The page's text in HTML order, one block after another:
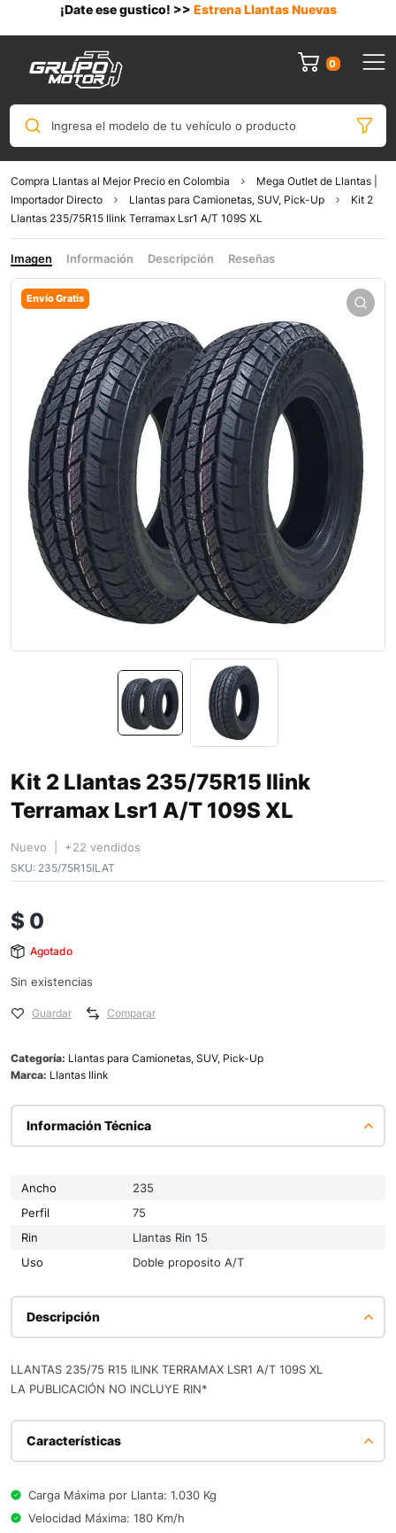
¡Date ese gustico! >> Estrena Llantas Nuevas
0
Ingresa el modelo de tu vehículo o producto
Compra Llantas al Mejor Precio en Colombia
Mega Outlet de Llantas |
Importador Directo
Llantas para Camionetas, SUV, Pick-Up
Kit 2
Llantas 235/75R15 Ilink Terramax Lsr1 A/T 109S XL
Imagen Información Descripción Reseñas
Envío Gratis
Kit 2 Llantas 235/75R15 Ilink
Terramax Lsr1 A/T 109S XL
Nuevo | +22 vendidos
SKU: 235/75R15ILAT
$ 0
Agotado
Sin existencias
Guardar Comparar
Categoría: Llantas para Camionetas, SUV, Pick-Up
Marca: Llantas Ilink
Información Técnica
Ancho
235
Perfil
75
Rin
Llantas Rin 15
Uso
Doble proposito A/T
Descripción
LLANTAS 235/75 R15 ILINK TERRAMAX LSR1 A/T 109S XL
LA PUBLICACIÓN NO INCLUYE RIN*
Características
Carga Máxima por Llanta: 1.030 Kg
Velocidad Máxima: 180 Km/h